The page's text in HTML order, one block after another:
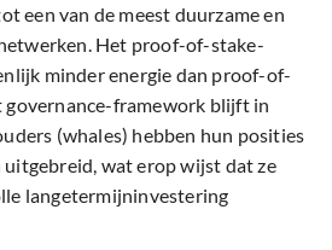
een van de meest duurzame en
Het proof-of-stake-
minder energie dan proof-of-
governance-framework blijft in
(whales) hebben hun posities
uitgebreid, wat erop wijst dat ze
langetermijninvestering